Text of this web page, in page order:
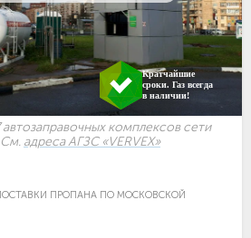
Кратчайшие
сроки. Газ всегда
в наличии!
комплексов сети
См. адреса АГЗС «VERVEX»
ПРОПАНА ПО МОСКОВСКОЙ